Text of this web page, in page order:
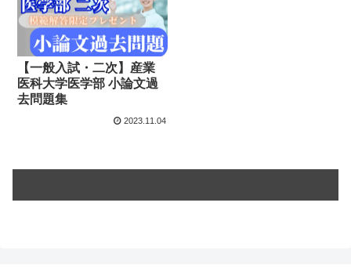
【一般入試・二次】産業
医科大学医学部 小論文過
去問題集
2023.11.04